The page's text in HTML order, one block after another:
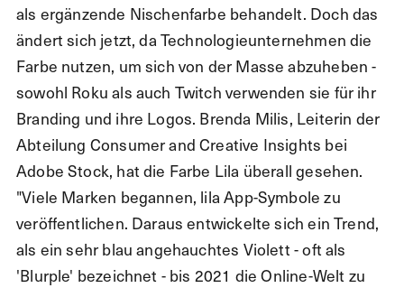
als ergänzende Nischenfarbe behandelt. Doch das
ändert sich jetzt, da Technologieunternehmen die
Farbe nutzen, um sich von der Masse abzuheben -
sowohl Roku als auch Twitch verwenden sie für ihr
Branding und ihre Logos. Brenda Milis, Leiterin der
Abteilung Consumer and Creative Insights bei
Adobe Stock, hat die Farbe Lila überall gesehen.
"Viele Marken begannen, lila App-Symbole zu
veröffentlichen. Daraus entwickelte sich ein Trend,
als ein sehr blau angehauchtes Violett - oft als
'Blurple' bezeichnet - bis 2021 die Online-Welt zu